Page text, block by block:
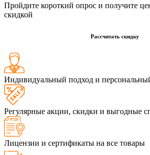
Пройдите короткий опрос и получите
скидкой
Рассчитать скидку
Индивидуальный подход и
Регулярные акции, скидки и выгодные
Лицензии и сертификаты на все товары